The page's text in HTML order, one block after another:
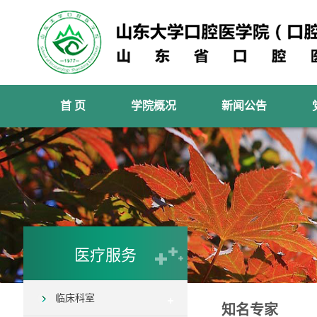
首 页 学院概况 新闻公告
医疗服务
临床科室
知名专家